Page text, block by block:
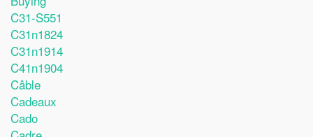
C31-S551
C31n1824
C31n1914
C41n1904
Câble
Cadeaux
Cado